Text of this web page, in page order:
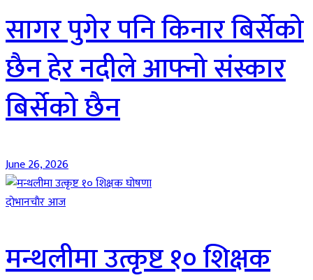
सागर पुगेर पनि किनार बिर्सेको
छैन हेर नदीले आफ्नो संस्कार
बिर्सेको छैन
June 26, 2026
दाेभानचाैर आज
मन्थलीमा उत्कृष्ट १० शिक्षक